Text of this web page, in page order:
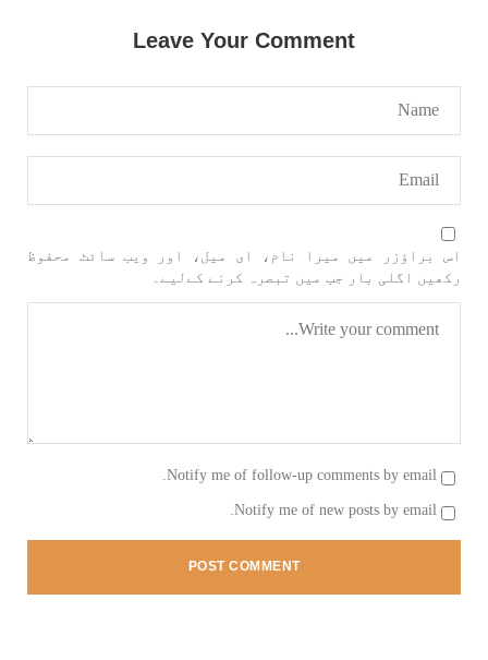
Leave Your Comment
اس براؤزر میں میرا نام، ای میل، اور ویب سائٹ محفوظ
رکھیں اگلی بار جب میں تبصرہ کرنے کےلیے۔
Notify me of follow-up comments by email.
Notify me of new posts by email.